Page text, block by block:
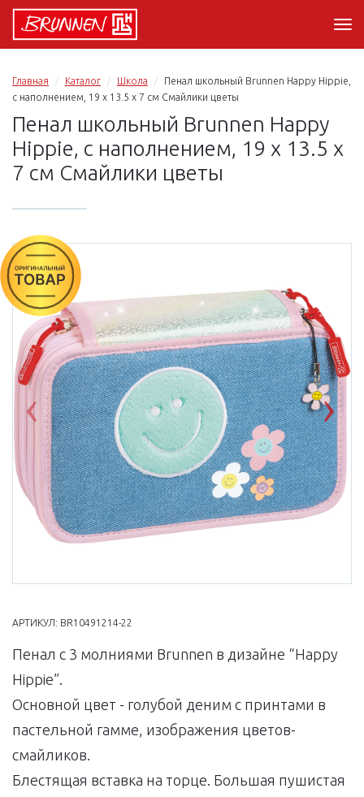
Главная Каталог Школа
Пенал школьный Brunnen Happy Hippie,
с наполнением, 19 х 13.5 х 7 см Смайлики цветы
Пенал школьный Brunnen Happy
Hippie, с наполнением, 19 х 13.5 х
7 см Смайлики цветы
Previous
АРТИКУЛ: BR10491214-22
Пенал с 3 молниями Brunnen в дизайне “Happy
Hippie”.
Основной цвет - голубой деним с принтами в
пастельной гамме, изображения цветов-
смайликов.
Блестящая вставка на торце. Большая пушистая